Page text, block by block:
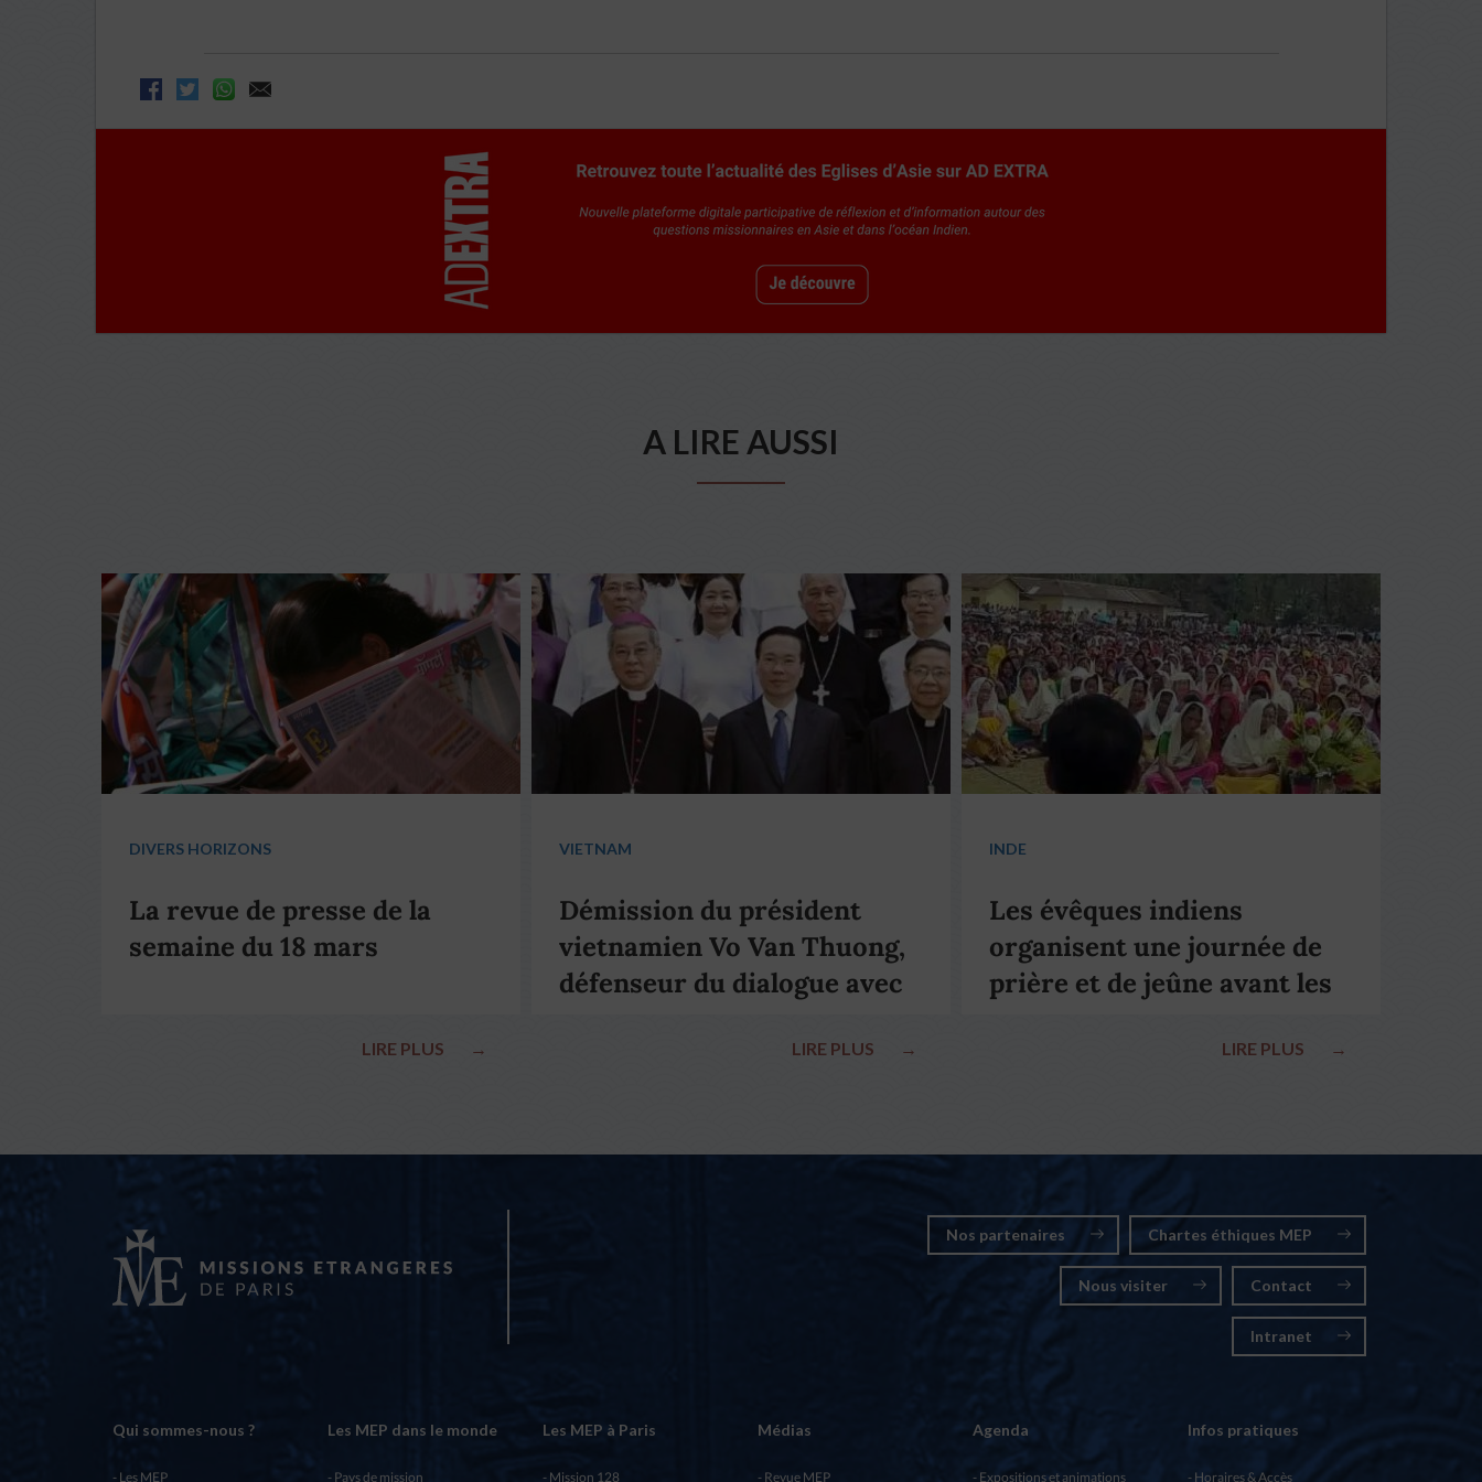
A LIRE AUSSI
DIVERS HORIZONS
La revue de presse de la
semaine du 18 mars
LIRE PLUS →
VIETNAM
Démission du président
vietnamien Vo Van Thuong,
défenseur du dialogue avec
LIRE PLUS →
INDE
Les évêques indiens
organisent une journée de
prière et de jeûne avant les
LIRE PLUS →
Nos partenaires Chartes éthiques MEP
Nous visiter Contact
Intranet
Qui sommes-nous ?
Les MEP
Les MEP dans le monde
Pays de mission
Les MEP à Paris
Mission 128
Médias
Revue MEP
Agenda
Expositions et animations
Infos pratiques
Horaires & Accès